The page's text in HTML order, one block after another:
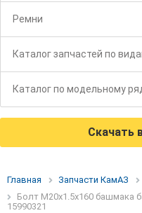
Ремни
Каталог запчастей по
Каталог по модельному
Скачать
Главная Запчасти КамАЗ
Болт М20х1.5х160 башмака
15990321